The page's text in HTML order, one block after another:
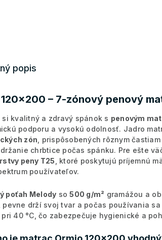
popis
120x200 – 7-zónový penový
si kvalitný a zdravý spánok s penovým
podporu a vysokú odolnosť. Jadro
zón , prispôsobených rôznym
chrbtice počas spánku. Pre ešte
peny T25 , ktoré poskytujú príjemnú
používateľov.
poťah Melody so500 g/m² gramážou a
pevne drží svoj tvar a počas používania
40 °C, čo zabezpečuje hygienické a